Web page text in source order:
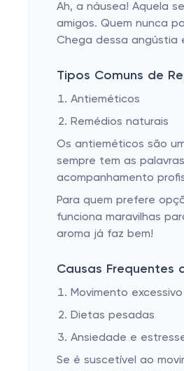
Remédio para hepatite
Remédio para
Remédio para enjoo
Remédio homeopático
Remédio para tireoide
Remédio para má
Antialérgico
Remédio para verrugas
Ah, a náusea! Aquela
amigos. Quem nunca
Chega dessa angústia
Tipos Comuns de
Antieméticos
Remédios naturais
Os antieméticos são
sempre tem as
acompanhamento
Para quem prefere
funciona maravilhas
aroma já faz bem!
Causas Frequentes
Movimento excessivo
Dietas pesadas
Ansiedade e
Se é suscetível ao